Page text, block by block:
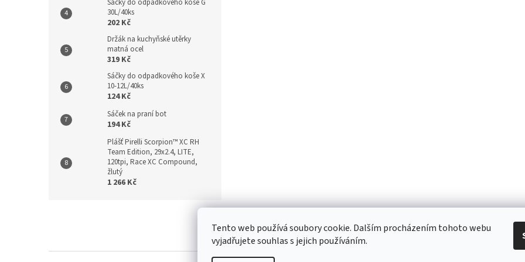
Tento web používá soubory cookie. Dalším procházením tohoto webu
vyjadřujete souhlas s jejich používáním.
Sáčky do odpadkového koše G
30L/40ks
202 Kč
Držák na kuchyňské utěrky
matná ocel
319 Kč
Sáčky do odpadkového koše X
10-12L/40ks
124 Kč
Sáček na praní bot
194 Kč
Plášť Pirelli Scorpion™ XC RH
Team Edition, 29x2.4, LITE,
120tpi, Race XC Compound,
žlutý
1 266 Kč
Kontakt / Obchodní podmínky / Ochrana osobních údajů / Reklamace / Výměna,